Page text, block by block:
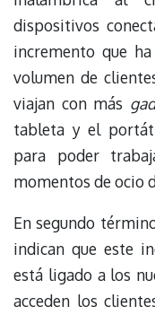
dispositivos
incremento que
volumen de
viajan con más
tableta y el
para poder
momentos de ocio
En segundo
indican que este
está ligado a los
acceden los